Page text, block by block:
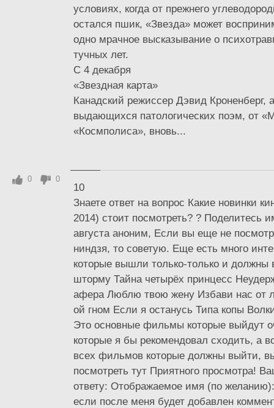
условиях, когда от прежнего
остался пшик, «Звезда» может
одно мрачное высказывание о
тучных лет.
С 4 декабря
«Звездная карта»
Канадский режиссер Дэвид Кроненберг,
выдающихся патологических поэм, от
«Космполиса», вновь...
10
Знаете ответ на вопрос Какие новинки
2014) стоит посмотреть? ? Поделитесь
августа аноним, Если вы еще не
ниндзя, то советую. Еще есть много
которые вышли только-только и должны
шторму Тайна четырёх принцесс
афера Люблю твою жену Избави нас от
ой гном Если я останусь Типа копы
Это основные фильмы которые выйдут
которые я бы рекомендовал сходить, а
всех фильмов которые должны выйти,
посмотреть тут Приятного просмотра!
ответу: Отображаемое имя (по
если после меня будет добавлен
0 0